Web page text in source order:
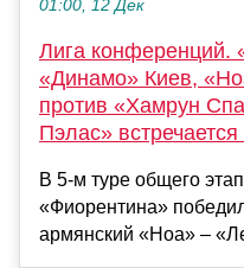
01:00, 12 Дек
Лига конференций.
«Динамо» Киев,
против «Хамрун
Пэлас»
В 5-м туре общего
«Фиорентина»
армянский «Ноа» –